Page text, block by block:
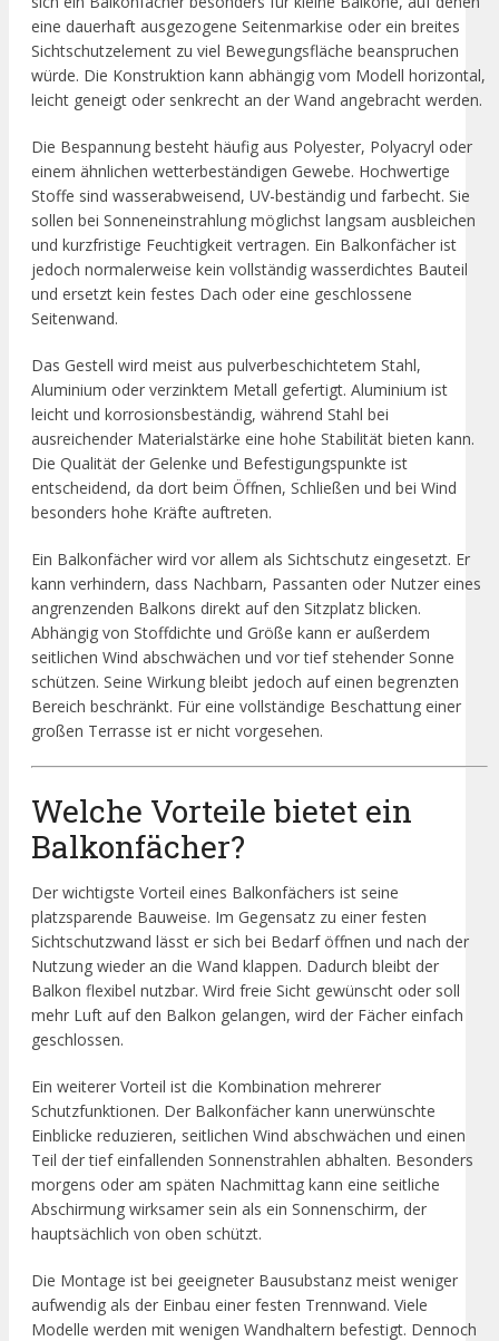
eine dauerhaft ausgezogene Seitenmarkise oder ein breites
Sichtschutzelement zu viel Bewegungsfläche beanspruchen
würde. Die Konstruktion kann abhängig vom Modell horizontal,
leicht geneigt oder senkrecht an der Wand angebracht werden.
Die Bespannung besteht häufig aus Polyester, Polyacryl oder
einem ähnlichen wetterbeständigen Gewebe. Hochwertige
Stoffe sind wasserabweisend, UV-beständig und farbecht. Sie
sollen bei Sonneneinstrahlung möglichst langsam ausbleichen
und kurzfristige Feuchtigkeit vertragen. Ein Balkonfächer ist
jedoch normalerweise kein vollständig wasserdichtes Bauteil
und ersetzt kein festes Dach oder eine geschlossene
Seitenwand.
Das Gestell wird meist aus pulverbeschichtetem Stahl,
Aluminium oder verzinktem Metall gefertigt. Aluminium ist
leicht und korrosionsbeständig, während Stahl bei
ausreichender Materialstärke eine hohe Stabilität bieten kann.
Die Qualität der Gelenke und Befestigungspunkte ist
entscheidend, da dort beim Öffnen, Schließen und bei Wind
besonders hohe Kräfte auftreten.
Ein Balkonfächer wird vor allem als Sichtschutz eingesetzt. Er
kann verhindern, dass Nachbarn, Passanten oder Nutzer eines
angrenzenden Balkons direkt auf den Sitzplatz blicken.
Abhängig von Stoffdichte und Größe kann er außerdem
seitlichen Wind abschwächen und vor tief stehender Sonne
schützen. Seine Wirkung bleibt jedoch auf einen begrenzten
Bereich beschränkt. Für eine vollständige Beschattung einer
großen Terrasse ist er nicht vorgesehen.
Welche Vorteile bietet ein
Balkonfächer?
Der wichtigste Vorteil eines Balkonfächers ist seine
platzsparende Bauweise. Im Gegensatz zu einer festen
Sichtschutzwand lässt er sich bei Bedarf öffnen und nach der
Nutzung wieder an die Wand klappen. Dadurch bleibt der
Balkon flexibel nutzbar. Wird freie Sicht gewünscht oder soll
mehr Luft auf den Balkon gelangen, wird der Fächer einfach
geschlossen.
Ein weiterer Vorteil ist die Kombination mehrerer
Schutzfunktionen. Der Balkonfächer kann unerwünschte
Einblicke reduzieren, seitlichen Wind abschwächen und einen
Teil der tief einfallenden Sonnenstrahlen abhalten. Besonders
morgens oder am späten Nachmittag kann eine seitliche
Abschirmung wirksamer sein als ein Sonnenschirm, der
hauptsächlich von oben schützt.
Die Montage ist bei geeigneter Bausubstanz meist weniger
aufwendig als der Einbau einer festen Trennwand. Viele
Modelle werden mit wenigen Wandhaltern befestigt. Dennoch